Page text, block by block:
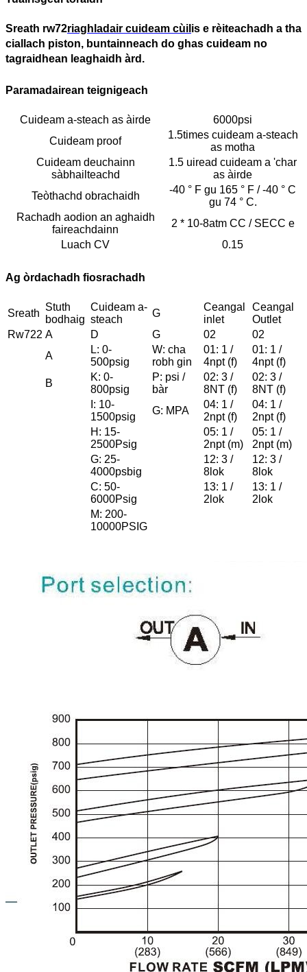
Sreath rw72riaghladair cuideam cùil is e rèiteachadh a tha
ciallach piston, buntainneach do ghas cuideam no
tagraidhean leaghaidh àrd.
Paramadairean teignigeach
Cuideam a-steach as àirde
6000psi
Cuideam proof
1.5times cuideam a-steach
as motha
Cuideam deuchainn
sàbhailteachd
1.5 uiread cuideam a 'char
as àirde
Teòthachd obrachaidh
-40 ° F gu 165 ° F / -40 ° C
gu 74 ° C.
Rachadh aodion an aghaidh
faireachdainn
2 * 10-8atm CC / SECC e
Luach CV
0.15
Ag òrdachadh fiosrachadh
Sreath
Stuth
bodhaig
Cuideam a-
steach
G
Ceangal
inlet
Ceangal
Outlet
Rw722 A D G 02
02
A
L: 0-
500psig
W: cha
robh gin
01: 1 /
4npt (f)
01: 1 /
4npt (f)
B
K: 0-
800psig
P: psi /
bàr
02: 3 /
8NT (f)
02: 3 /
8NT (f)
I: 10-
1500psig
G: MPA
04: 1 /
2npt (f)
04: 1 /
2npt (f)
H: 15-
2500Psig
05: 1 /
2npt (m)
05: 1 /
2npt (m)
G: 25-
4000psbig
12: 3 /
8lok
12: 3 /
8lok
C: 50-
6000Psig
13: 1 /
2lok
13: 1 /
2lok
M: 200-
10000PSIG